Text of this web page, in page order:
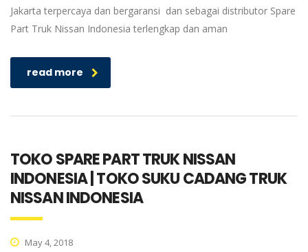
Jakarta terpercaya dan bergaransi dan sebagai distributor Spare
Part Truk Nissan Indonesia terlengkap dan aman
read more
TOKO SPARE PART TRUK NISSAN
INDONESIA | TOKO SUKU CADANG TRUK
NISSAN INDONESIA
May 4, 2018